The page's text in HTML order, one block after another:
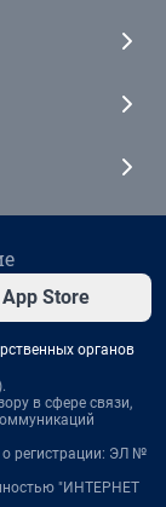
App Store
органов
в сфере связи,
регистрации: ЭЛ №
"ИНТЕРНЕТ